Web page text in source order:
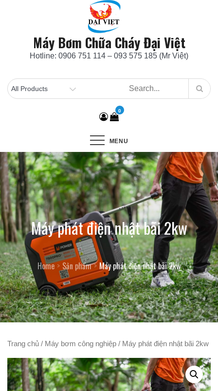
Máy Bơm Chữa Cháy Đại Việt
Hotline: 0906 751 114 – 093 575 185 (Mr Việt)
0
MENU
Máy phát điện nhật bãi 2kw
Home Sản phẩm Máy phát điện nhật bãi 2kw
Trang chủ / Máy bơm công nghiệp / Máy phát điện nhật bãi 2kw